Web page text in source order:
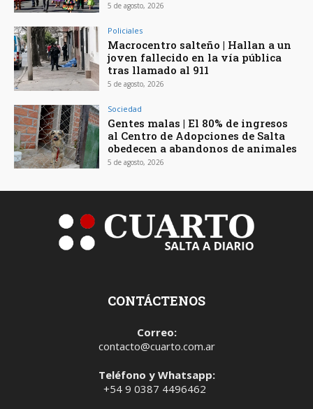
5 de agosto, 2026
Policiales
Macrocentro salteño | Hallan a un
joven fallecido en la vía pública
tras llamado al 911
5 de agosto, 2026
Sociedad
Gentes malas | El 80% de ingresos
al Centro de Adopciones de Salta
obedecen a abandonos de animales
5 de agosto, 2026
CONTÁCTENOS
Correo:
contacto@cuarto.com.ar
Teléfono y Whatsapp:
+54 9 0387 4496462